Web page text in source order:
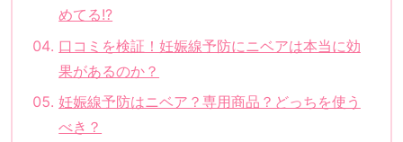
めてる!?
口コミを検証！妊娠線予防にニベアは本当に効
果があるのか？
妊娠線予防はニベア？専用商品？どっちを使う
べき？